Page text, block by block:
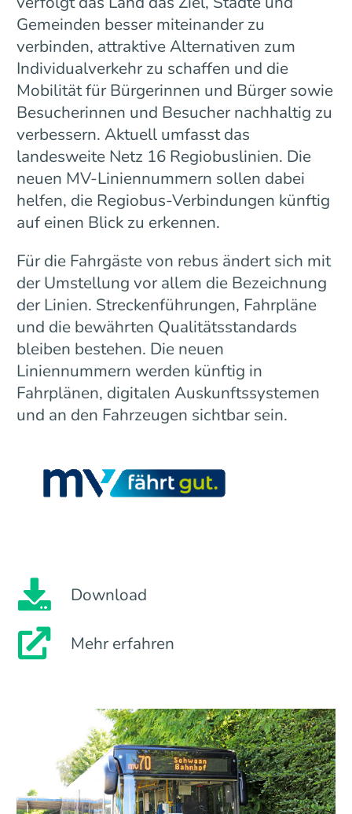
Gemeinden besser miteinander zu
verbinden, attraktive Alternativen zum
Individualverkehr zu schaffen und die
Mobilität für Bürgerinnen und Bürger sowie
Besucherinnen und Besucher nachhaltig zu
verbessern. Aktuell umfasst das
landesweite Netz 16 Regiobuslinien. Die
neuen MV-Liniennummern sollen dabei
helfen, die Regiobus-Verbindungen künftig
auf einen Blick zu erkennen.
Für die Fahrgäste von rebus ändert sich mit
der Umstellung vor allem die Bezeichnung
der Linien. Streckenführungen, Fahrpläne
und die bewährten Qualitätsstandards
bleiben bestehen. Die neuen
Liniennummern werden künftig in
Fahrplänen, digitalen Auskunftssystemen
und an den Fahrzeugen sichtbar sein.
Download
Mehr erfahren